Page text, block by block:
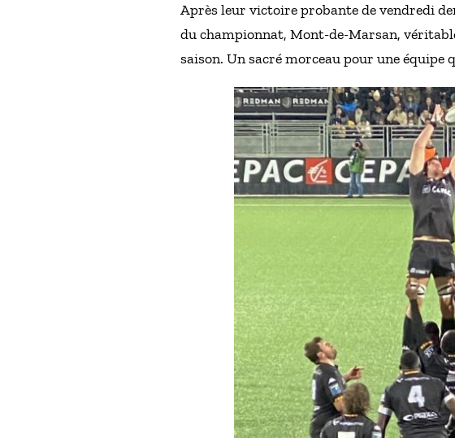
Après leur victoire probante de vendredi
du championnat, Mont-de-Marsan,
saison. Un sacré morceau pour une équipe